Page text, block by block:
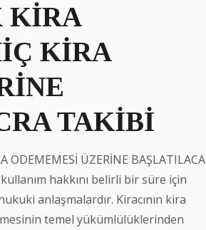
KİRA
KİRA
TAKİBİ
ÖDEMEMESİ ÜZERİNE
hakkını belirli bir süre için
anlaşmalardır. Kiracının kira
temel yükümlülüklerinden